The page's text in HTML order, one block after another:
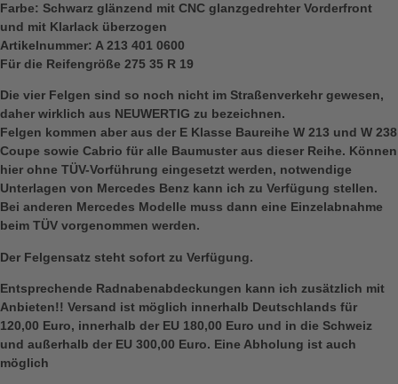
Farbe: Schwarz glänzend mit CNC glanzgedrehter Vorderfront
und mit Klarlack überzogen
Artikelnummer: A 213 401 0600
Für die Reifengröße 275 35 R 19
Die vier Felgen sind so noch nicht im Straßenverkehr gewesen,
daher wirklich aus NEUWERTIG zu bezeichnen.
Felgen kommen aber aus der E Klasse Baureihe W 213 und W 238
Coupe sowie Cabrio für alle Baumuster aus dieser Reihe. Können
hier ohne TÜV-Vorführung eingesetzt werden, notwendige
Unterlagen von Mercedes Benz kann ich zu Verfügung stellen.
Bei anderen Mercedes Modelle muss dann eine Einzelabnahme
beim TÜV vorgenommen werden.
Der Felgensatz steht sofort zu Verfügung.
Entsprechende Radnabenabdeckungen kann ich zusätzlich mit
Anbieten!! Versand ist möglich innerhalb Deutschlands für
120,00 Euro, innerhalb der EU 180,00 Euro und in die Schweiz
und außerhalb der EU 300,00 Euro. Eine Abholung ist auch
möglich